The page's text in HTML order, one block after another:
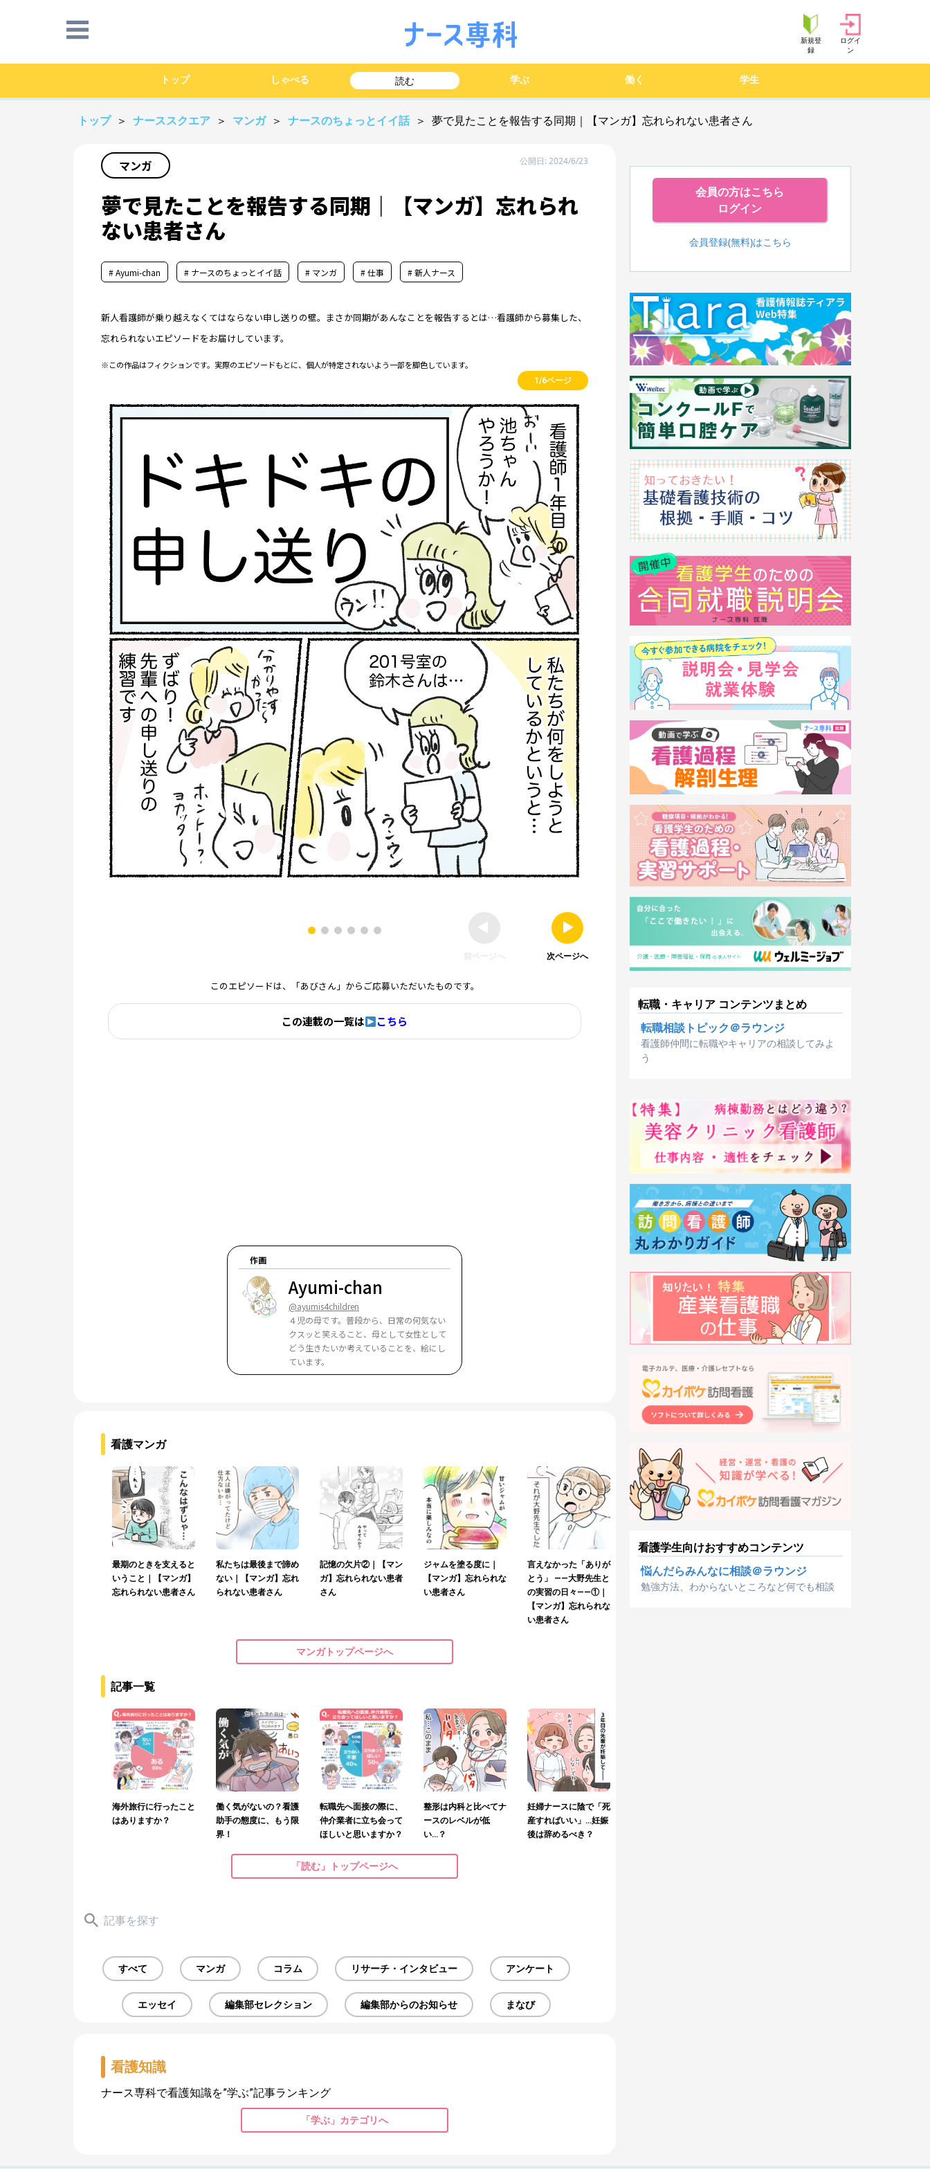
新規登
録
ログイ
ン
トップ しゃべる 読む 学ぶ 働く 学生
トップ ＞ ナーススクエア ＞ マンガ ＞ ナースのちょっとイイ話 ＞ 夢で見たことを報告する同期｜【マンガ】忘れられない患者さん
マンガ 公開日: 2024/6/23
夢で見たことを報告する同期｜【マンガ】忘れられ
ない患者さん
# Ayumi-chan # ナースのちょっとイイ話 # マンガ # 仕事 # 新人ナース
新人看護師が乗り越えなくてはならない申し送りの壁。まさか同期があんなことを報告するとは…看護師から募集した、
忘れられないエピソードをお届けしています。
※この作品はフィクションです。実際のエピソードもとに、個人が特定されないよう一部を脚色しています。
1/6ページ
次ページへ
このエピソードは、「あびさん」からご応募いただいたものです。
この連載の一覧は こちら
作画
Ayumi-chan
@ayumis4children
４児の母です。普段から、日常の何気ない
クスッと笑えること、母として女性として
どう生きたいか考えていることを、絵にし
ています。
看護マンガ
最期のときを支えると
いうこと｜【マンガ】
忘れられない患者さん
私たちは最後まで諦め
ない｜【マンガ】忘れ
られない患者さん
記憶の欠片②｜【マン
ガ】忘れられない患者
さん
ジャムを塗る度に｜
【マンガ】忘れられな
い患者さん
言えなかった「ありが
とう」 ——大野先生と
の実習の日々——①｜
【マンガ】忘れられな
い患者さん
マンガトップページへ
記事一覧
海外旅行に行ったこと
はありますか？
働く気がないの？看護
助手の態度に、もう限
界！
転職先へ面接の際に、
仲介業者に立ち会って
ほしいと思いますか？
整形は内科と比べてナ
ースのレベルが低
い…？
妊婦ナースに陰で「死
産すればいい」…妊娠
後は辞めるべき？
「読む」トップページへ
すべて マンガ コラム リサーチ・インタビュー アンケート
エッセイ 編集部セレクション 編集部からのお知らせ まなび
看護知識
ナース専科で看護知識を”学ぶ”記事ランキング
「学ぶ」カテゴリへ
会員の方はこちら
ログイン
会員登録(無料)はこちら
転職・キャリア コンテンツまとめ
転職相談トピック＠ラウンジ
看護師仲間に転職やキャリアの相談してみよ
う
看護学生向けおすすめコンテンツ
悩んだらみんなに相談＠ラウンジ
勉強方法、わからないところなど何でも相談